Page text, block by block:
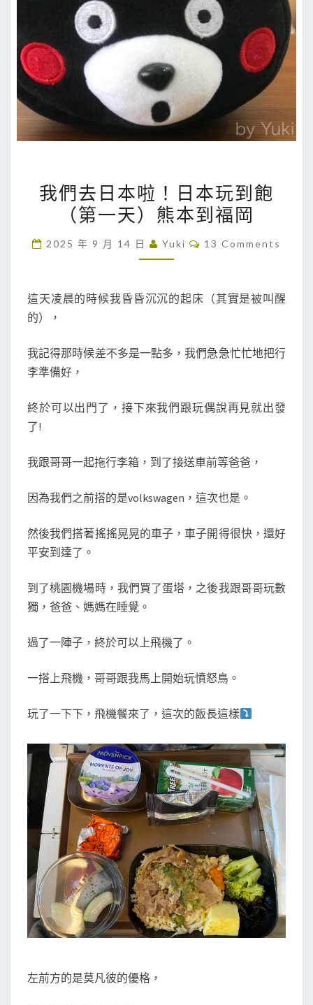
們
去
！
玩
（
天
熊
到
我們去日本啦！日本玩到飽
（第一天）熊本到福岡
2025 年 9 月 14 日 Yuki
C
N
13 Comments
這天凌晨的時候我昏昏沉沉的起床（其實是被叫醒
的），
我記得那時候差不多是一點多，我們急急忙忙地把行
李準備好，
終於可以出門了，接下來我們跟玩偶說再見就出發
了!
我跟哥哥一起拖行李箱，到了接送車前等爸爸，
因為我們之前搭的是volkswagen，這次也是。
然後我們搭著搖搖晃晃的車子，車子開得很快，還好
平安到達了。
到了桃園機場時，我們買了蛋塔，之後我跟哥哥玩數
獨，爸爸、媽媽在睡覺。
過了一陣子，終於可以上飛機了。
一搭上飛機，哥哥跟我馬上開始玩憤怒鳥。
玩了一下下，飛機餐來了，這次的飯長這樣
左前方的是莫凡彼的優格，